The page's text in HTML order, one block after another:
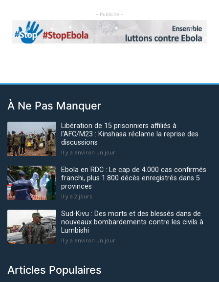
- Publicité -
Previous Next
À Ne Pas Manquer
Libération de 15 prisonniers affiliés à
l’AFC/M23 : Kinshasa réclame la reprise des
discussions
Il y a environ un jour
Ebola en RDC : Le cap de 4.000 cas confirmés
franchi, plus 1.800 décès enregistrés dans 5
provinces
Il y a 2 jours
Sud-Kivu : Des morts et des blessés dans de
nouveaux bombardements contre les civils à
Lumbishi
Il y a environ un jour
Articles Populaires